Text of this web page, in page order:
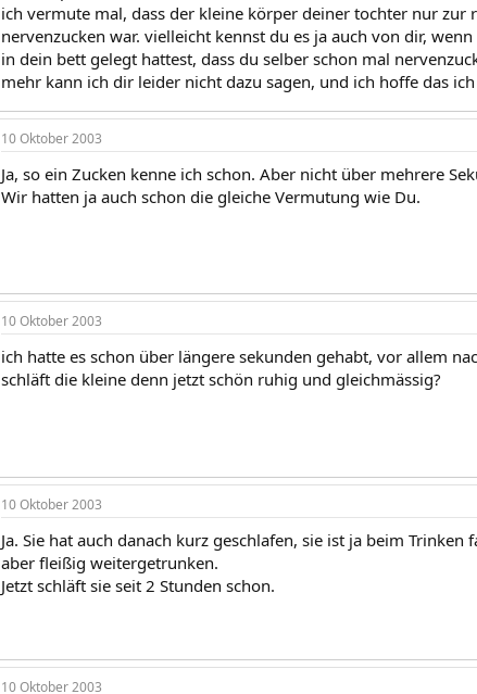
ich vermute mal, dass der kleine körper deiner tochter nur zur
nervenzucken war. vielleicht kennst du es ja auch von dir,
in dein bett gelegt hattest, dass du selber schon mal
mehr kann ich dir leider nicht dazu sagen, und ich hoffe das
10 Oktober 2003
Ja, so ein Zucken kenne ich schon. Aber nicht über mehrere
Wir hatten ja auch schon die gleiche Vermutung wie Du.
10 Oktober 2003
ich hatte es schon über längere sekunden gehabt, vor allem
schläft die kleine denn jetzt schön ruhig und gleichmässig?
10 Oktober 2003
Ja. Sie hat auch danach kurz geschlafen, sie ist ja beim
aber fleißig weitergetrunken.
Jetzt schläft sie seit 2 Stunden schon.
10 Oktober 2003